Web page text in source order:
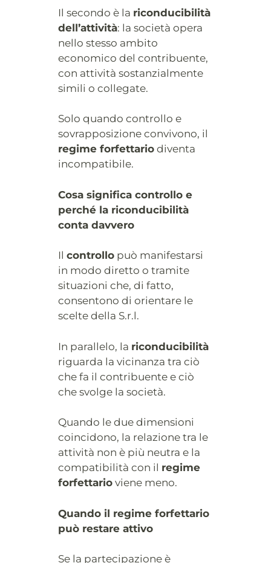
Il secondo è la riconducibilità
dell’attività: la società opera
nello stesso ambito
economico del contribuente,
con attività sostanzialmente
simili o collegate.
Solo quando controllo e
sovrapposizione convivono, il
regime forfettariodiventa
incompatibile.
Cosa significa controllo e
perché la riconducibilità
conta davvero
Il controllopuò manifestarsi
in modo diretto o tramite
situazioni che, di fatto,
consentono di orientare le
scelte della S.r.l.
In parallelo, la riconducibilità
riguarda la vicinanza tra ciò
che fa il contribuente e ciò
che svolge la società.
Quando le due dimensioni
coincidono, la relazione tra le
attività non è più neutra e la
compatibilità con il regime
forfettarioviene meno.
Quando il regime forfettario
può restare attivo
Se la partecipazione è